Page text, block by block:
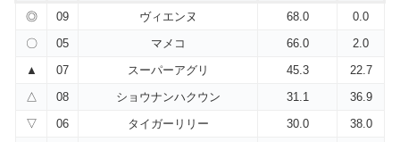
◎ 09 ヴィエンヌ 68.0
0.0
〇
05 マメコ 66.0
2.0
▲
07 スーパーアグリ 45.3
22.7
△
08 ショウナンハクウン 31.1
36.9
▽
06 タイガーリリー 30.0
38.0